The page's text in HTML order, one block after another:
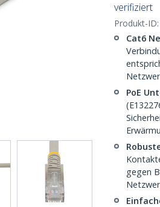
verifiziert
Produkt-ID:
Cat6
PoE
gegen